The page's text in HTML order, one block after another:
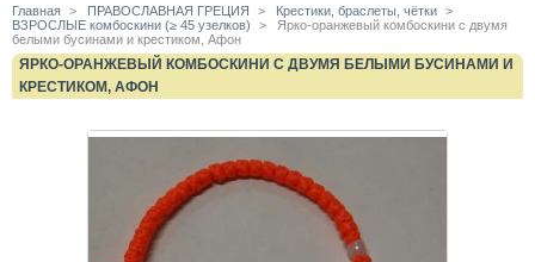
Главная > ПРАВОСЛАВНАЯ ГРЕЦИЯ > Крестики, браслеты, чётки >
ВЗРОСЛЫЕ комбоскини (≥ 45 узелков)
>
Ярко-оранжевый комбоскини с двумя
белыми бусинами и крестиком, Афон
ЯРКО-ОРАНЖЕВЫЙ КОМБОСКИНИ С ДВУМЯ БЕЛЫМИ БУСИНАМИ И
КРЕСТИКОМ, АФОН